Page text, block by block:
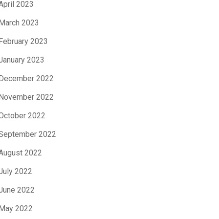
2023
2023
2023
2023
2022
2022
2022
2022
2022
2022
2022
2022